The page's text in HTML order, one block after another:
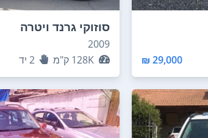
29,000 ₪
סוזוקי גרנד ויטרה
2009
128K ק"מ 2יד